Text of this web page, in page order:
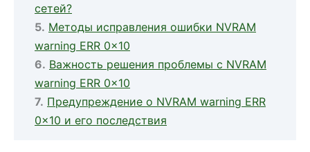
сетей?
Методы исправления ошибки NVRAM
warning ERR 0x10
Важность решения проблемы с NVRAM
warning ERR 0x10
Предупреждение о NVRAM warning ERR
0x10 и его последствия